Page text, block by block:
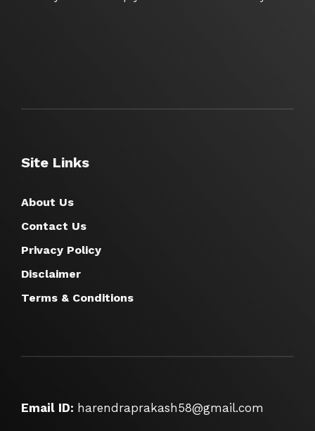
Site Links
About Us
Contact Us
Privacy Policy
Disclaimer
Terms & Conditions
Email ID: harendraprakash58@gmail.com